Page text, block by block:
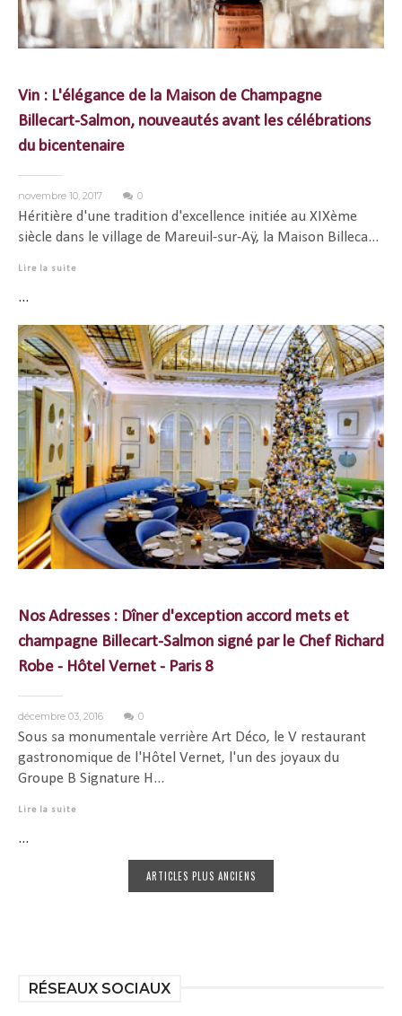
Vin : L'élégance de la Maison de Champagne
Billecart-Salmon, nouveautés avant les célébrations
du bicentenaire
novembre 10, 2017 0
Héritière d'une tradition d'excellence initiée au XIXème
siècle dans le village de Mareuil-sur-Aÿ, la Maison Billeca...
Lire la suite
...
Nos Adresses : Dîner d'exception accord mets et
champagne Billecart-Salmon signé par le Chef Richard
Robe - Hôtel Vernet - Paris 8
décembre 03, 2016 0
Sous sa monumentale verrière Art Déco, le V restaurant
gastronomique de l'Hôtel Vernet, l'un des joyaux du
Groupe B Signature H...
Lire la suite
...
ARTICLES PLUS ANCIENS
RÉSEAUX SOCIAUX